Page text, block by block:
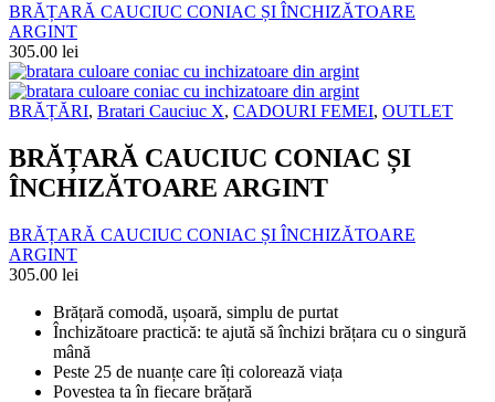
BRĂȚARĂ CAUCIUC CONIAC ȘI ÎNCHIZĂTOARE
ARGINT
305.00 lei
BRĂȚĂRI, Bratari Cauciuc X, CADOURI FEMEI, OUTLET
BRĂȚARĂ CAUCIUC CONIAC ȘI
ÎNCHIZĂTOARE ARGINT
BRĂȚARĂ CAUCIUC CONIAC ȘI ÎNCHIZĂTOARE
ARGINT
305.00 lei
Brățară comodă, ușoară, simplu de purtat
Închizătoare practică: te ajută să închizi brățara cu o singură
mână
Peste 25 de nuanțe care îți colorează viața
Povestea ta în fiecare brățară